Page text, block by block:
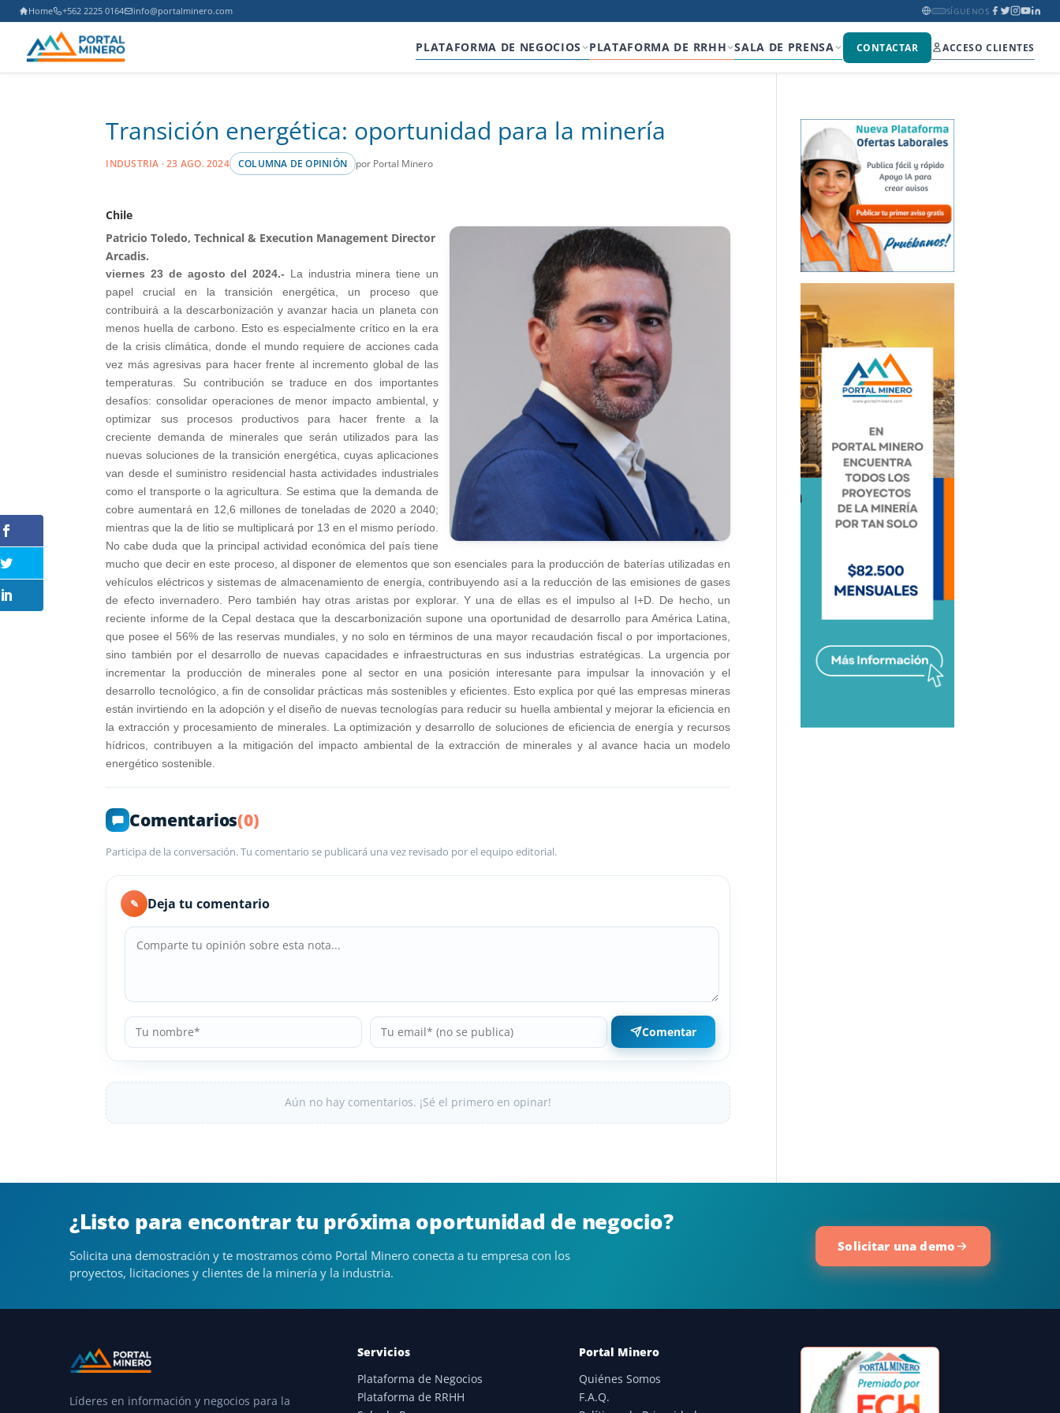
Home +562 2225 0164 info@portalminero.com SÍGUENOS
PLATAFORMA DE NEGOCIOS PLATAFORMA DE RRHH SALA DE PRENSA CONTACTAR ACCESO CLIENTES
Transición energética: oportunidad para la minería
INDUSTRIA · 23 AGO. 2024 COLUMNA DE OPINIÓN por Portal Minero
Chile
Patricio Toledo, Technical & Execution Management Director
Arcadis.
viernes 23 de agosto del 2024.- La industria minera tiene un
papel crucial en la transición energética, un proceso que
contribuirá a la descarbonización y avanzar hacia un planeta con
menos huella de carbono. Esto es especialmente crítico en la era
de la crisis climática, donde el mundo requiere de acciones cada
vez más agresivas para hacer frente al incremento global de las
temperaturas. Su contribución se traduce en dos importantes
desafíos: consolidar operaciones de menor impacto ambiental, y
optimizar sus procesos productivos para hacer frente a la
creciente demanda de minerales que serán utilizados para las
nuevas soluciones de la transición energética, cuyas aplicaciones
van desde el suministro residencial hasta actividades industriales
como el transporte o la agricultura. Se estima que la demanda de
cobre aumentará en 12,6 millones de toneladas de 2020 a 2040;
mientras que la de litio se multiplicará por 13 en el mismo período.
No cabe duda que la principal actividad económica del país tiene
mucho que decir en este proceso, al disponer de elementos que son esenciales para la producción de baterías utilizadas en
vehículos eléctricos y sistemas de almacenamiento de energía, contribuyendo así a la reducción de las emisiones de gases
de efecto invernadero. Pero también hay otras aristas por explorar. Y una de ellas es el impulso al I+D. De hecho, un
reciente informe de la Cepal destaca que la descarbonización supone una oportunidad de desarrollo para América Latina,
que posee el 56% de las reservas mundiales, y no solo en términos de una mayor recaudación fiscal o por importaciones,
sino también por el desarrollo de nuevas capacidades e infraestructuras en sus industrias estratégicas. La urgencia por
incrementar la producción de minerales pone al sector en una posición interesante para impulsar la innovación y el
desarrollo tecnológico, a fin de consolidar prácticas más sostenibles y eficientes. Esto explica por qué las empresas mineras
están invirtiendo en la adopción y el diseño de nuevas tecnologías para reducir su huella ambiental y mejorar la eficiencia en
la extracción y procesamiento de minerales. La optimización y desarrollo de soluciones de eficiencia de energía y recursos
hídricos, contribuyen a la mitigación del impacto ambiental de la extracción de minerales y al avance hacia un modelo
energético sostenible.
Comentarios(0)
Participa de la conversación. Tu comentario se publicará una vez revisado por el equipo editorial.
✎ Deja tu comentario
Comentar
Aún no hay comentarios. ¡Sé el primero en opinar!
¿Listo para encontrar tu próxima oportunidad de negocio?
Solicita una demostración y te mostramos cómo Portal Minero conecta a tu empresa con los
proyectos, licitaciones y clientes de la minería y la industria.
Solicitar una demo
Líderes en información y negocios para la
Servicios
Plataforma de Negocios
Plataforma de RRHH
Portal Minero
Quiénes Somos
F.A.Q.